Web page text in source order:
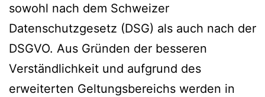
sowohl nach dem Schweizer
Datenschutzgesetz (DSG) als auch nach der
DSGVO. Aus Gründen der besseren
Verständlichkeit und aufgrund des
erweiterten Geltungsbereichs werden in